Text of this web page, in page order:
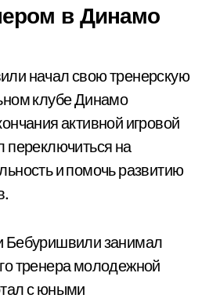
в Динамо
начал свою тренерскую
клубе Динамо
активной игровой
переключиться на
и помочь развитию
Бебуришвили занимал
тренера молодежной
с юными